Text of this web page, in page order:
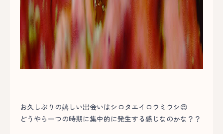
お久しぶりの嬉しい出会いはシロタエイロウミウシ😍
どうやら一つの時期に集中的に発生する感じなのかな？？